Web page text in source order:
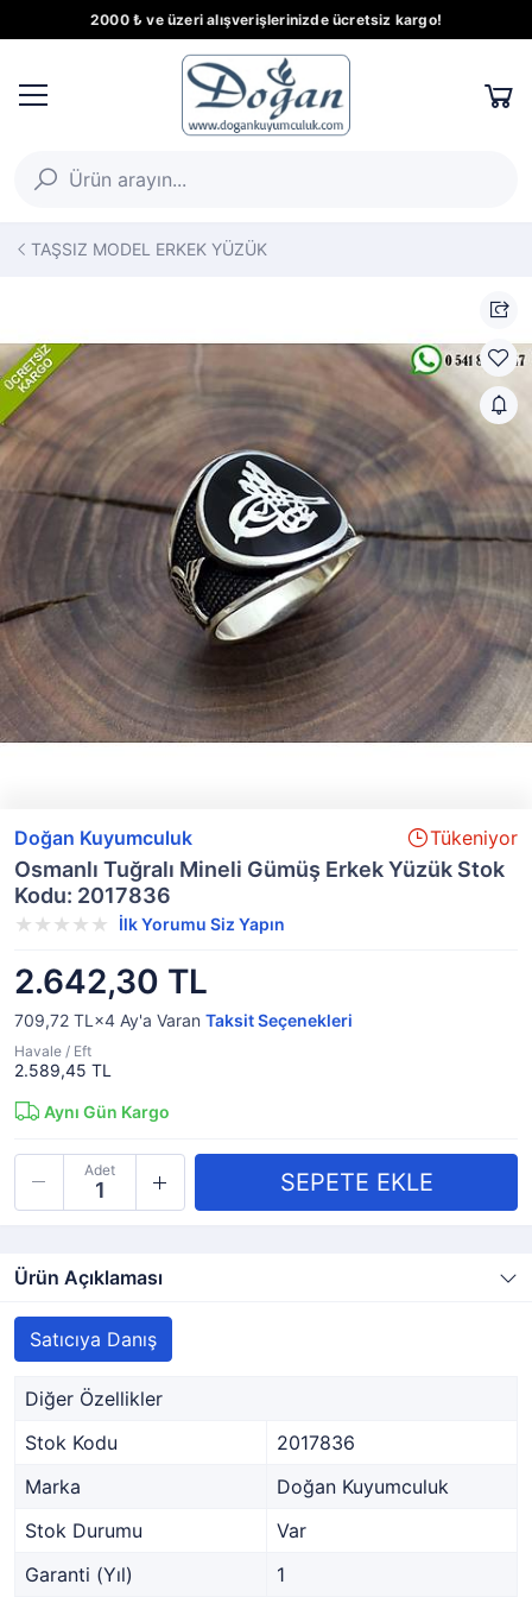
2000 ₺ ve üzeri alışverişlerinizde ücretsiz kargo!
TAŞSIZ MODEL ERKEK YÜZÜK
Doğan Kuyumculuk Tükeniyor
Osmanlı Tuğralı Mineli Gümüş Erkek Yüzük Stok
Kodu: 2017836
İlk Yorumu Siz Yapın
2.642,30 TL
709,72 TL×4 Ay'a Varan Taksit Seçenekleri
Havale / Eft
2.589,45 TL
Aynı Gün Kargo
Adet
Ürün Açıklaması
Satıcıya Danış
Diğer Özellikler
Stok Kodu
2017836
Marka
Doğan Kuyumculuk
Stok Durumu
Var
Garanti (Yıl)
1